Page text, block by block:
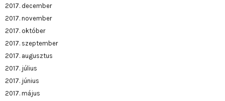
2017. december
2017. november
2017. október
2017. szeptember
2017. augusztus
2017. július
2017. június
2017. május